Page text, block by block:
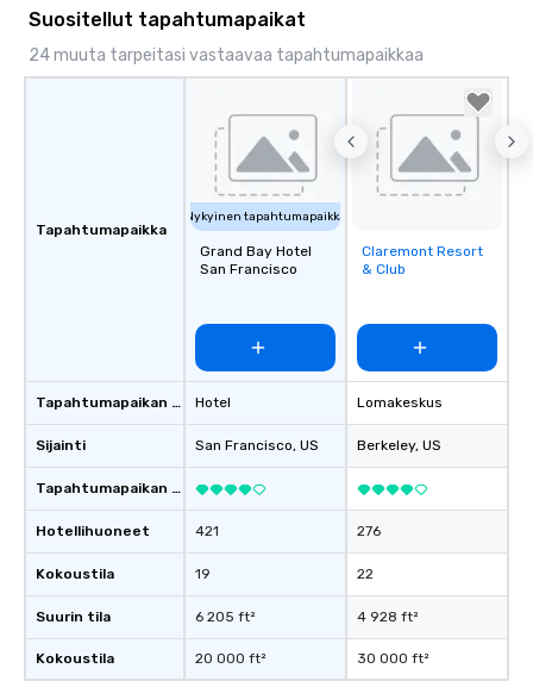
Suositellut tapahtumapaikat
24 muuta tarpeitasi vastaavaa tapahtumapaikkaa
Tapahtumapaikka
Tapahtumapaikan tyyppi
Sijainti
Tapahtumapaikan luokitus
Hotellihuoneet
Kokoustila
Suurin tila
Kokoustila
Nykyinen tapahtumapaikka
Grand Bay Hotel
San Francisco
Hotel
San Francisco, US
421
19
6 205 ft²
20 000 ft²
Removed from
favorites
Claremont Resort
& Club
Lomakeskus
Berkeley, US
276
22
4 928 ft²
30 000 ft²